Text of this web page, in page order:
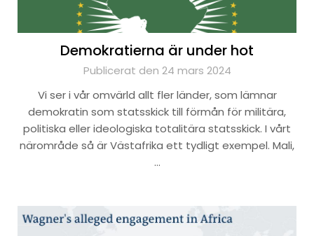
Demokratierna är under hot
Publicerat den 24 mars 2024
Vi ser i vår omvärld allt fler länder, som lämnar
demokratin som statsskick till förmån för militära,
politiska eller ideologiska totalitära statsskick. I vårt
närområde så är Västafrika ett tydligt exempel. Mali,
…